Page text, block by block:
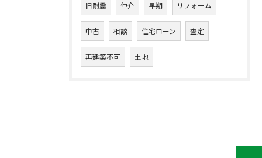
旧耐震 仲介 早期 リフォーム
中古 相談 住宅ローン 査定
再建築不可 土地